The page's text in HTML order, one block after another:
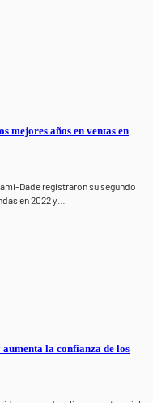
mejores años en ventas en
Dade registraron su segundo
en 2022 y…
la confianza de los